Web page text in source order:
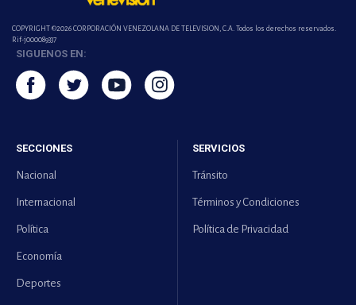
COPYRIGHT ©2026 CORPORACIÓN VENEZOLANA DE TELEVISION, C.A. Todos los derechos reservados.
Rif-j000089337
SIGUENOS EN:
SECCIONES
Nacional
Internacional
Política
Economía
Deportes
SERVICIOS
Tránsito
Términos y Condiciones
Política de Privacidad